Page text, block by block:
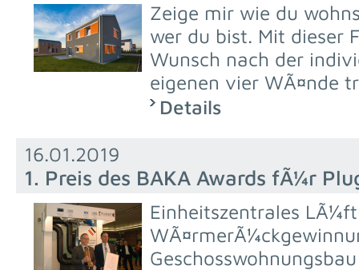
Zeige mir wie du
wer du bist. Mit dieser
Wunsch nach der
eigenen vier WÃ¤nde
Details
16.01.2019
1. Preis des BAKA Awards fÃ¼r
Einheitszentrales